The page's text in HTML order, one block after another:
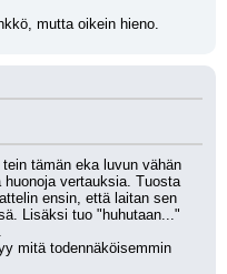
mutta oikein hieno.
tämän eka luvun vähän
vertauksia. Tuosta
ensin, että laitan sen
Lisäksi tuo "huhutaan..."
mitä todennäköisemmin